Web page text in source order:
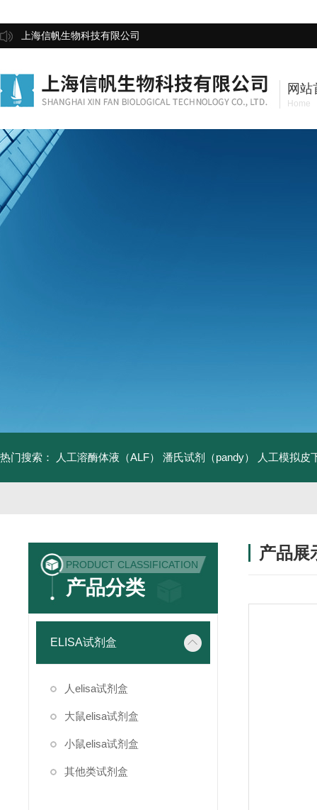
上海信帆生物科技有限公司
网站
Home
热门搜索： 人工溶酶体液（ALF） 潘氏试剂（pandy） 人工模拟皮
PRODUCT CLASSIFICATION
产品分类
ELISA试剂盒
人elisa试剂盒
大鼠elisa试剂盒
小鼠elisa试剂盒
其他类试剂盒
产品展